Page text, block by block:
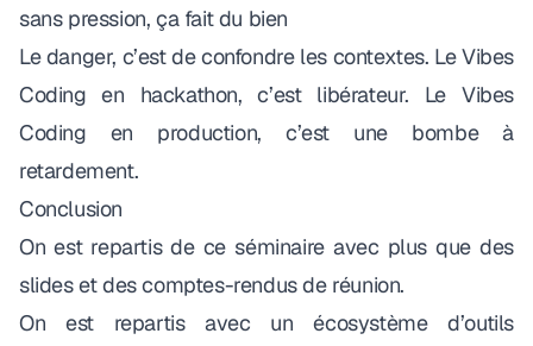
sans pression, ça fait du bien
Le danger, c’est de confondre les contextes. Le Vibes
Coding en hackathon, c’est libérateur. Le Vibes
Coding en production, c’est une bombe à
retardement.
Conclusion
On est repartis de ce séminaire avec plus que des
slides et des comptes-rendus de réunion.
On est repartis avec un écosystème d’outils